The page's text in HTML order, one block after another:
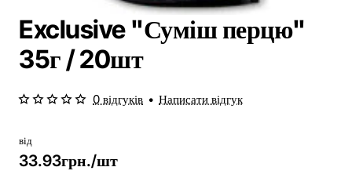
Exclusive "Суміш перцю"
35г / 20шт
0 відгуків • Написати відгук
від
33.93грн./шт